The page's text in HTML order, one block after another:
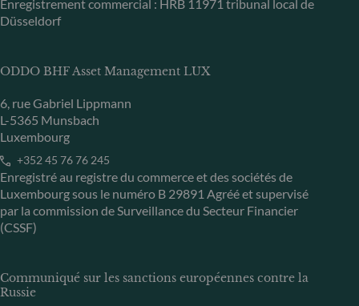
Enregistrement commercial : HRB 11971 tribunal local de
Düsseldorf
ODDO BHF Asset Management LUX
6, rue Gabriel Lippmann
L-5365 Munsbach
Luxembourg
+352 45 76 76 245
Enregistré au registre du commerce et des sociétés de
Luxembourg sous le numéro B 29891 Agréé et supervisé
par la commission de Surveillance du Secteur Financier
(CSSF)
Communiqué sur les sanctions européennes contre la
Russie